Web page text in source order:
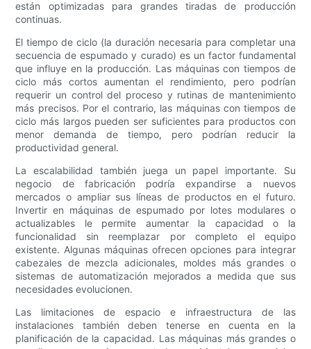
están optimizadas para grandes tiradas de producción
continuas.
El tiempo de ciclo (la duración necesaria para completar una
secuencia de espumado y curado) es un factor fundamental
que influye en la producción. Las máquinas con tiempos de
ciclo más cortos aumentan el rendimiento, pero podrían
requerir un control del proceso y rutinas de mantenimiento
más precisos. Por el contrario, las máquinas con tiempos de
ciclo más largos pueden ser suficientes para productos con
menor demanda de tiempo, pero podrían reducir la
productividad general.
La escalabilidad también juega un papel importante. Su
negocio de fabricación podría expandirse a nuevos
mercados o ampliar sus líneas de productos en el futuro.
Invertir en máquinas de espumado por lotes modulares o
actualizables le permite aumentar la capacidad o la
funcionalidad sin reemplazar por completo el equipo
existente. Algunas máquinas ofrecen opciones para integrar
cabezales de mezcla adicionales, moldes más grandes o
sistemas de automatización mejorados a medida que sus
necesidades evolucionen.
Las limitaciones de espacio e infraestructura de las
instalaciones también deben tenerse en cuenta en la
planificación de la capacidad. Las máquinas más grandes o